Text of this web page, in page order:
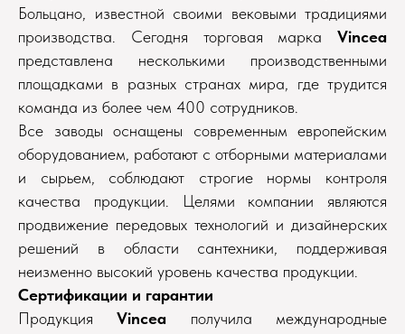
Больцано, известной своими вековыми традициями
производства. Сегодня торговая марка Vincea
представлена несколькими производственными
площадками в разных странах мира, где трудится
команда из более чем 400 сотрудников.
Все заводы оснащены современным европейским
оборудованием, работают с отборными материалами
и сырьем, соблюдают строгие нормы контроля
качества продукции. Целями компании являются
продвижение передовых технологий и дизайнерских
решений в области сантехники, поддерживая
неизменно высокий уровень качества продукции.
Сертификации и гарантии
ПродукцияVincea получила международные